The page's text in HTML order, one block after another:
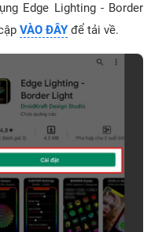
Edge Lighting - Border
VÀO ĐÂY để tải về.